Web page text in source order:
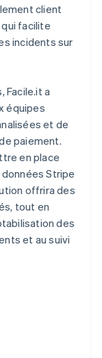
client
qui facilite
incidents sur
Facile.it a
équipes
et de
paiement.
en place
Stripe
offrira des
tout en
des
et au suivi